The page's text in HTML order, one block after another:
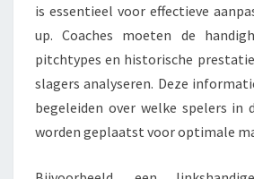
is essentieel voor effectieve
up. Coaches moeten de
pitchtypes en historische
slagers analyseren. Deze
begeleiden over welke spelers in
worden geplaatst voor optimale